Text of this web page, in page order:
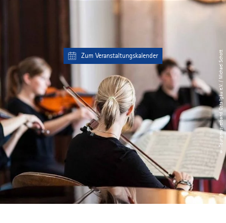
© Tourismusverband Ostallgäu e.V. / Michael Schott
Zum Veranstaltungskalender